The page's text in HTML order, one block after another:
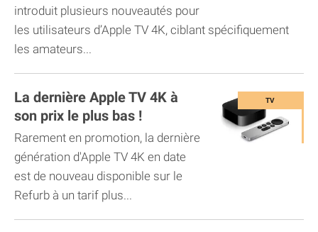
introduit plusieurs nouveautés pour
les utilisateurs d’Apple TV 4K, ciblant spécifiquement
les amateurs...
La dernière Apple TV 4K à
son prix le plus bas !
Rarement en promotion, la dernière
génération d'Apple TV 4K en date
est de nouveau disponible sur le
Refurb à un tarif plus...